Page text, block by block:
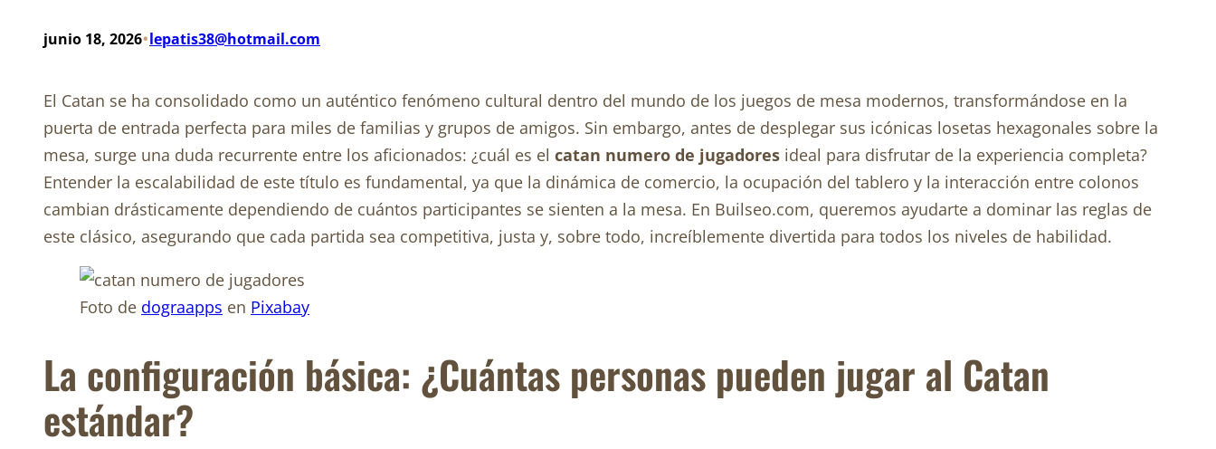
junio 18, 2026•lepatis38@hotmail.com
El Catan se ha consolidado como un auténtico fenómeno cultural dentro del mundo de los juegos de mesa modernos, transformándose en la
puerta de entrada perfecta para miles de familias y grupos de amigos. Sin embargo, antes de desplegar sus icónicas losetas hexagonales sobre la
mesa, surge una duda recurrente entre los aficionados: ¿cuál es el catan numero de jugadores ideal para disfrutar de la experiencia completa?
Entender la escalabilidad de este título es fundamental, ya que la dinámica de comercio, la ocupación del tablero y la interacción entre colonos
cambian drásticamente dependiendo de cuántos participantes se sienten a la mesa. En Builseo.com, queremos ayudarte a dominar las reglas de
este clásico, asegurando que cada partida sea competitiva, justa y, sobre todo, increíblemente divertida para todos los niveles de habilidad.
Foto de dograapps en Pixabay
La configuración básica: ¿Cuántas personas pueden jugar al Catan
estándar?